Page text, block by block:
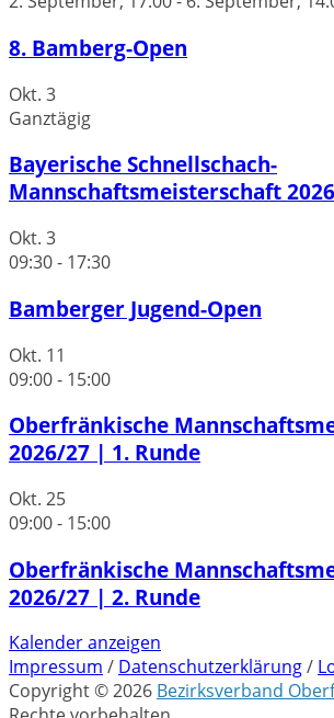
8. Bamberg-Open
Okt. 3
Ganztägig
Bayerische Schnellschach-
Mannschaftsmeisterschaft 2026
Okt. 3
09:30- 17:30
Bamberger Jugend-Open
Okt. 11
09:00- 15:00
Oberfränkische
2026/27 | 1. Runde
Okt. 25
09:00- 15:00
Oberfränkische
2026/27 | 2. Runde
Kalender anzeigen
Impressum / Datenschutzerklärung/
Copyright © 2026 Bezirksverband